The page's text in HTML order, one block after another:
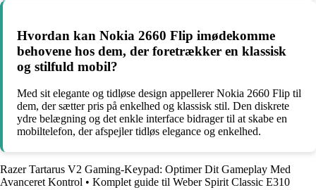
Hvordan kan Nokia 2660 Flip imødekomme
behovene hos dem, der foretrækker en klassisk
og stilfuld mobil?
Med sit elegante og tidløse design appellerer Nokia 2660 Flip til
dem, der sætter pris på enkelhed og klassisk stil. Den diskrete
ydre belægning og det enkle interface bidrager til at skabe en
mobiltelefon, der afspejler tidløs elegance og enkelhed.
Razer Tartarus V2 Gaming-Keypad: Optimer Dit Gameplay Med
Avanceret Kontrol • Komplet guide til Weber Spirit Classic E310